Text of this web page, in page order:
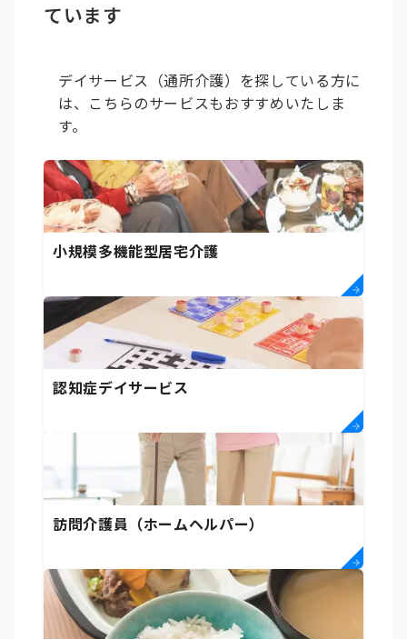
ています
デイサービス（通所介護）を探している方に
は、こちらのサービスもおすすめいたしま
す。
小規模多機能型居宅介護
認知症デイサービス
訪問介護員（ホームヘルパー）